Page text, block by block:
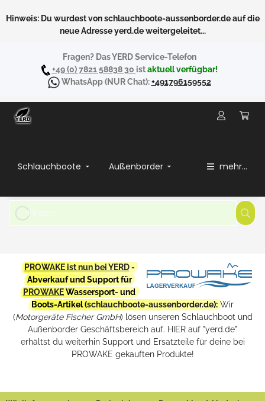
Hinweis: Du wurdest von schlauchboote-aussenborder.de auf die
neue Adresse yerd.de weitergeleitet...
Fragen? Das YERD Service-Telefon
+49 (0) 7821 58838 30 istaktuell verfügbar!
WhatsApp(NUR Chat):+491796159552
Schlauchboote Außenborder mehr...
PROWAKE ist nun bei YERD-
Abverkauf und Support für
PROWAKEWassersport- und
Boots-Artikel (schlauchboote-aussenborder.de): Wir
(Motorgeräte Fischer GmbH) lösen unseren Schlauchboot und
Außenborder Geschäftsbereich auf. HIER auf "yerd.de"
erhältst du weiterhin Support und Ersatzteile für deine bei
PROWAKE gekauften Produkte!